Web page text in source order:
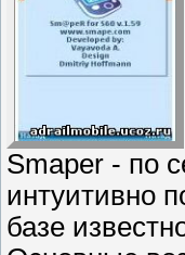
Smaper - по
интуитивно
базе